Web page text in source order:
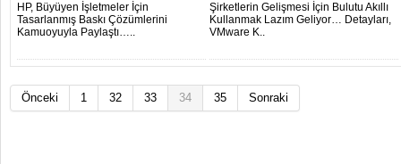
HP, Büyüyen İşletmeler İçin
Tasarlanmış Baskı Çözümlerini
Kamuoyuyla Paylaştı…..
Şirketlerin Gelişmesi İçin Bulutu Akıllı
Kullanmak Lazım Geliyor… Detayları,
VMware K..
Önceki 1 32 33 34 35 Sonraki